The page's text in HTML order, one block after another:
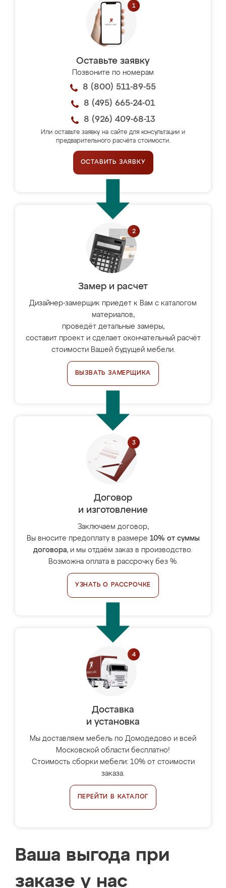
Оставьте заявку
Позвоните по номерам
8 (800) 511-89-55
8 (495) 665-24-01
8 (926) 409-68-13
Или оставьте заявку на сайте для консультации и
предварительного расчёта стоимости.
ОСТАВИТЬ ЗАЯВКУ
Замер и расчет
Дизайнер-замерщик приедет к Вам с каталогом
материалов,
проведёт детальные замеры,
составит проект и сделает окончательный расчёт
стоимости Вашей будущей мебели.
ВЫЗВАТЬ ЗАМЕРЩИКА
Договор
и изготовление
Заключаем договор,
Вы вносите предоплату в размере 10% от суммы
договора, и мы отдаём заказ в производство.
Возможна оплата в рассрочку без %.
УЗНАТЬ О РАССРОЧКЕ
Доставка
и установка
Мы доставляем мебель по Домодедово и всей
Московской области бесплатно!
Стоимость сборки мебели: 10% от стоимости
заказа.
ПЕРЕЙТИ В КАТАЛОГ
Ваша выгода при
заказе у нас